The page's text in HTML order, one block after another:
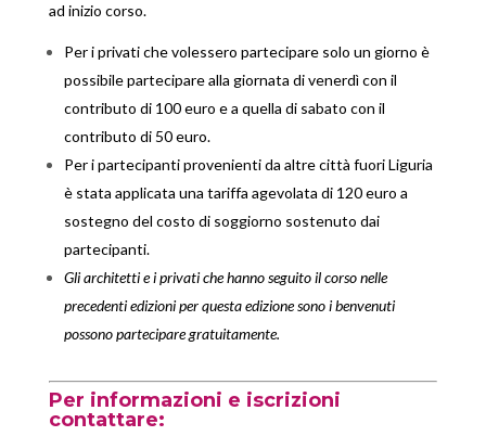
ad inizio corso.
Per i privati che volessero partecipare solo un giorno è
possibile partecipare alla giornata di venerdì con il
contributo di 100 euro e a quella di sabato con il
contributo di 50 euro.
Per i partecipanti provenienti da altre città fuori Liguria
è stata applicata una tariffa agevolata di 120 euro a
sostegno del costo di soggiorno sostenuto dai
partecipanti.
Gli architetti e i privati che hanno seguito il corso nelle
precedenti edizioni per questa edizione sono i benvenuti
possono partecipare gratuitamente.
Per informazioni e iscrizioni
contattare: